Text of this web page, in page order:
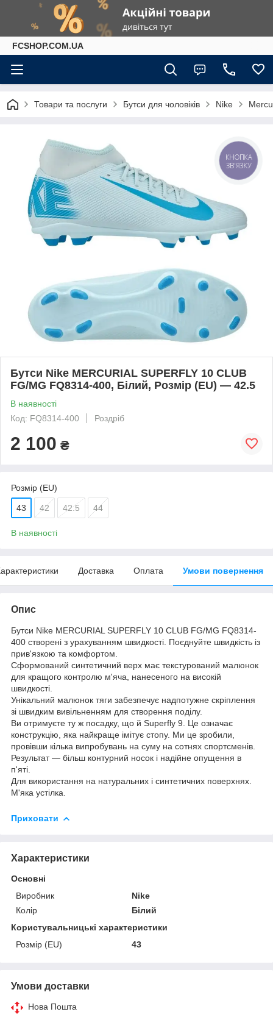
FCSHOP.COM.UA
Товари та послуги Бутси для чоловіків Nike
Бутси Nike MERCURIAL SUPERFLY 10 CLUB
FG/MG FQ8314-400, Білий, Розмір (EU) — 42.5
В наявності
Код: FQ8314-400
Роздріб
2 100 ₴
Розмір (EU)
43 42 42.5 44
В наявності
Доставка Оплата Умови повернення
Опис
Бутси Nike MERCURIAL SUPERFLY 10 CLUB FG/MG FQ8314-
400 створені з урахуванням швидкості. Поєднуйте швидкість із
прив'язкою та комфортом.
Сформований синтетичний верх має текстурований малюнок
для кращого контролю м'яча, нанесеного на високій
швидкості.
Унікальний малюнок тяги забезпечує надпотужне скріплення
зі швидким вивільненням для створення поділу.
Ви отримуєте ту ж посадку, що й Superfly 9. Це означає
конструкцію, яка найкраще імітує стопу. Ми це зробили,
провівши кілька випробувань на суму на сотнях спортсменів.
Результат — більш контурний носок і надійне опущення в
п'яті.
Для використання на натуральних і синтетичних поверхнях.
М'яка устілка.
Приховати
Характеристики
Основні
Виробник
Nike
Колір
Білий
Користувальницькі характеристики
Розмір (EU)
43
Умови доставки
Нова Пошта
КНОПКА
ЗВ'ЯЗКУ